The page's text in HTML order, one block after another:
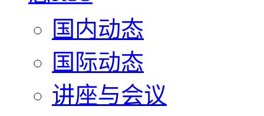
国内动态
国际动态
讲座与会议